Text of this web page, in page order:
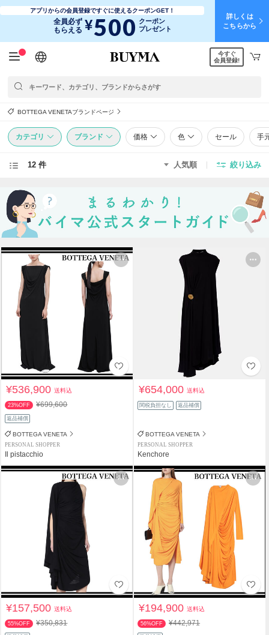
アプリからの会員登録ですぐに使えるクーポンGET！
全員必ず
もらえる ¥500 クーポン
プレゼント
詳しくは
こちらから
日本語
English
简体中文
繁體中文
今すぐ
会員登録!
BOTTEGA VENETAブランドページ
カテゴリ ブランド 価格 色 セール 手
12 件 人気順 絞り込み
¥536,900送料込
23%OFF ¥699,600
返品補償
BOTTEGA VENETA
PERSONAL SHOPPER
Il pistacchio
¥654,000送料込
関税負担なし 返品補償
BOTTEGA VENETA
PERSONAL SHOPPER
Kenchore
¥157,500送料込
55%OFF ¥350,831
¥194,900送料込
56%OFF ¥442,971